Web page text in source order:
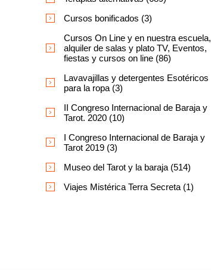
Cursos bonificados (3)
Cursos On Line y en nuestra escuela,
alquiler de salas y plato TV, Eventos,
fiestas y cursos on line (86)
Lavavajillas y detergentes Esotéricos
para la ropa (3)
II Congreso Internacional de Baraja y
Tarot. 2020 (10)
I Congreso Internacional de Baraja y
Tarot 2019 (3)
Museo del Tarot y la baraja (514)
Viajes Mistérica Terra Secreta (1)